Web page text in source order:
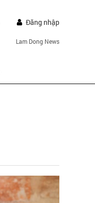
Đăng nhập
Lam Dong News